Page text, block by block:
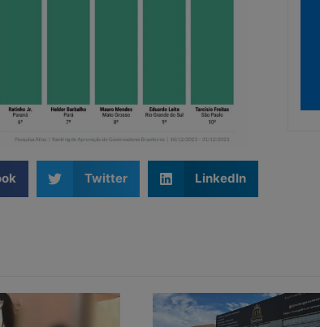
Twitter LinkedIn